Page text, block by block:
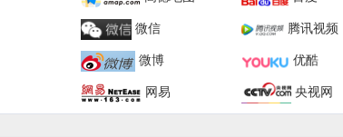
微信 腾讯视频
微博 优酷
网易 央视网